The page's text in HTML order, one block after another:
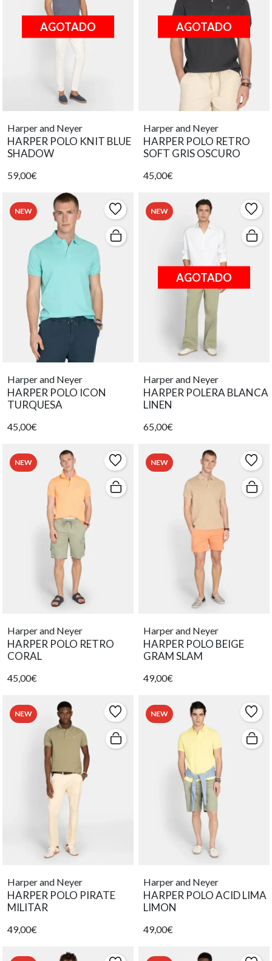
AGOTADO
Harper and Neyer
HARPER POLO KNIT BLUE
SHADOW
59,00€
AGOTADO
Harper and Neyer
HARPER POLO RETRO
SOFT GRIS OSCURO
45,00€
NEW
Harper and Neyer
HARPER POLO ICON
TURQUESA
45,00€
NEW
AGOTADO
Harper and Neyer
HARPER POLERA BLANCA
LINEN
65,00€
NEW
Harper and Neyer
HARPER POLO RETRO
CORAL
45,00€
NEW
Harper and Neyer
HARPER POLO BEIGE
GRAM SLAM
49,00€
NEW
Harper and Neyer
HARPER POLO PIRATE
MILITAR
49,00€
NEW
Harper and Neyer
HARPER POLO ACID LIMA
LIMON
49,00€